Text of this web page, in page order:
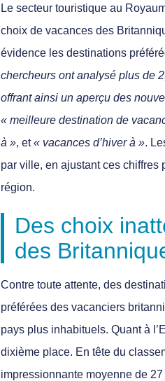
Le secteur touristique au
choix de vacances des
évidence les destinations
chercheurs ont analysé plus de
offrant ainsi un aperçu des
« meilleure destination de
à », et« vacances d’hiver à ».
par ville, en ajustant ces chiffres
région.
Des choix
des
Contre toute attente, des
préférées des vacanciers
pays plus inhabituels. Quant à
dixième place. En tête du
impressionnante moyenne de